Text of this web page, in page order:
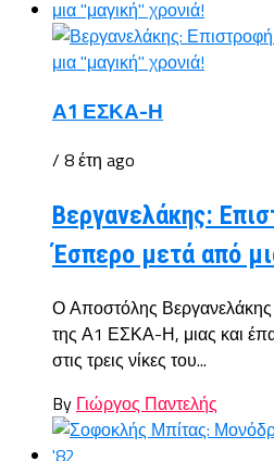
Α1 ΕΣΚΑ-Η
/ 8 έτη ago
Βεργανελάκης:
Έσπερο μετά από
Ο Αποστόλης Βεργανελάκης
της Α1 ΕΣΚΑ-Η, μιας και
στις τρεις νίκες του...
By Γιώργος Παντελής